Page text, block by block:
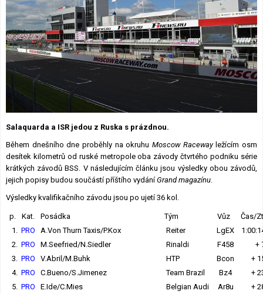
Výsledky F1
Týmy a jezdci F1
Okruhy F1
Lexikon F1
Salaquarda a ISR jedou z Ruska s prázdnou.
Během dnešního dne proběhly na okruhu Moscow Racewayležícím osm
desítek kilometrů od ruské metropole oba závody čtvrtého podniku série
krátkých závodů BSS. V následujícím článku jsou výsledky obou závodů,
jejich popisy budou součástí příštího vydáníGrand magazínu.
Výsledky kvalifikačního závodu jsou po ujetí 36 kol.
p. Kat. Posádka Tým Vůz
Čas/
1. PRO A.Von Thurn Taxis/P.Kox Reiter LgEX
2. PRO M.Seefried/N.Siedler Rinaldi F458
+
3. PRO V.Abril/M.Buhk HTP Bcon
+
4. PRO C.Bueno/S.Jimenez Team Brazil Bz4
+
5. PRO E.Ide/C.Mies Belgian Audi Ar8u
+